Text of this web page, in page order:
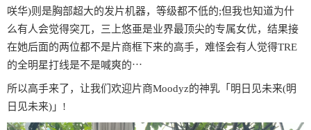
咲华)则是胸部超大的发片机器，等级都不低的;但我也知道为什
么有人会觉得突兀，三上悠亜是业界最顶尖的专属女优，结果接
在她后面的两位都不是片商框下来的高手，难怪会有人觉得TRE
的全明星打线是不是喊爽的⋯
所以高手来了，让我们欢迎片商Moodyz的神乳「明日见未来(明
日见未来)」!